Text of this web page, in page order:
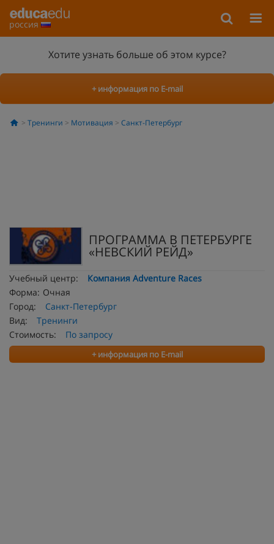
россия
Хотите узнать больше об этом курсе?
+ информация по E-mail
Тренинги Мотивация Санкт-Петербург
ПРОГРАММА В ПЕТЕРБУРГЕ
«НЕВСКИЙ РЕЙД»
Учебный центр:
Компания Adventure Races
Форма: Очная
Город:
Санкт-Петербург
Вид:
Тренинги
Стоимость:
По запросу
+ информация по E-mail